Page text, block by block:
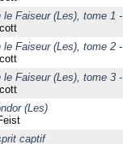
le Faiseur (Les), tome 1
Faiseur (Les), tome 2
Faiseur (Les), tome 3
(Les)
captif